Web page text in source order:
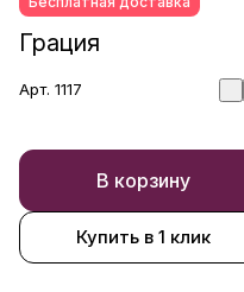
Грация
Арт. 1117
В корзину
Купить в 1 клик